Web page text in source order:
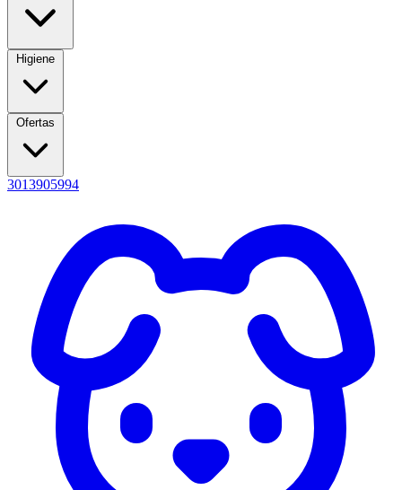
Higiene
Ofertas
3013905994